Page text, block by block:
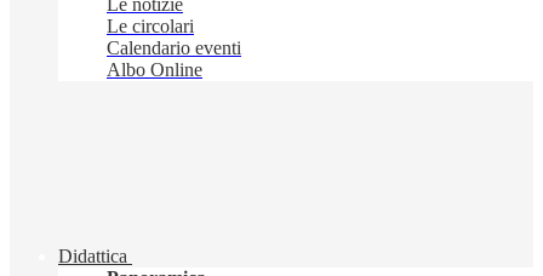
Le notizie
Le circolari
Calendario eventi
Albo Online
Didattica